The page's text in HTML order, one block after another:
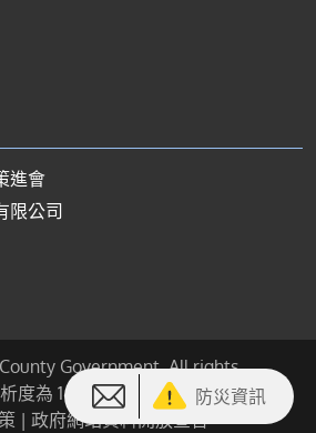
防災資訊
進會
限公司
Government. All rights
度為 1440*900 或以上
| 政府網站資料開放宣告